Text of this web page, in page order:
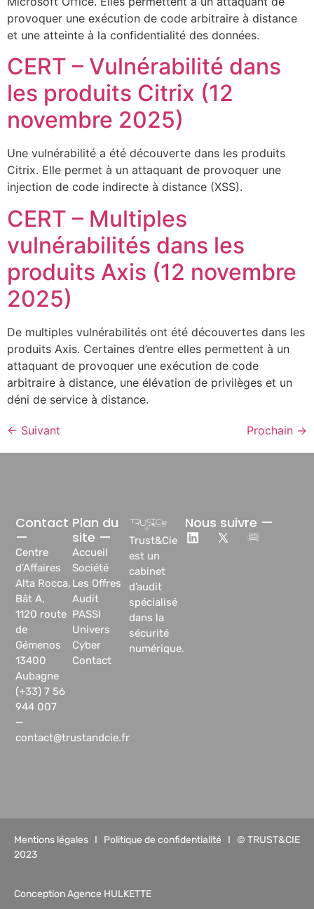
provoquer une exécution de code arbitraire à distance
et une atteinte à la confidentialité des données.
CERT – Vulnérabilité dans
les produits Citrix (12
novembre 2025)
Une vulnérabilité a été découverte dans les produits
Citrix. Elle permet à un attaquant de provoquer une
injection de code indirecte à distance (XSS).
CERT – Multiples
vulnérabilités dans les
produits Axis (12 novembre
2025)
De multiples vulnérabilités ont été découvertes dans les
produits Axis. Certaines d’entre elles permettent à un
attaquant de provoquer une exécution de code
arbitraire à distance, une élévation de privilèges et un
déni de service à distance.
← Suivant Prochain →
Trust&Cie
est un
cabinet
d’audit
spécialisé
dans la
sécurité
numérique.
Plan du
site —
Accueil
Société
Les Offres
Audit
PASSI
Univers
Cyber
Contact
Contact
—
Centre
d’Affaires
Alta Rocca,
Bât A,
1120 route
de
Gémenos
13400
Aubagne
(+33) 7 56
944 007
—
contact@trustandcie.fr
Nous suivre —
Mentions légales I Politique de confidentialité I © TRUST&CIE
2023
Conception Agence HULKETTE